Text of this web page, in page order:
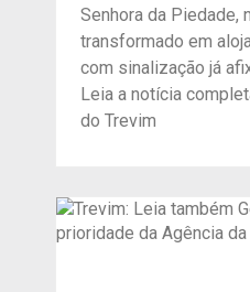
Senhora da Piedade,
transformado em
com sinalização já
Leia a notícia
do Trevim